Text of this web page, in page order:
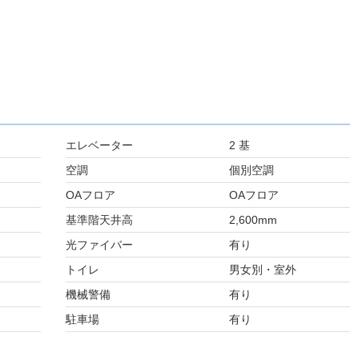
エレベーター
2 基
空調
個別空調
OAフロア
OAフロア
基準階天井高
2,600mm
光ファイバー
有り
トイレ
男女別・室外
機械警備
有り
駐車場
有り